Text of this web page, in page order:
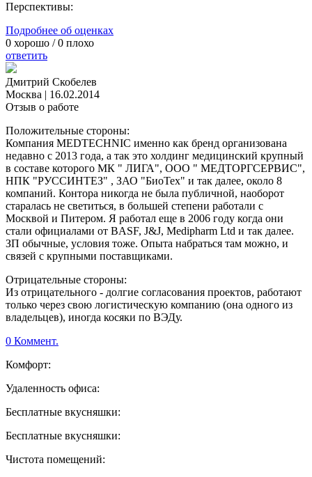
Перспективы:
Подробнее об оценках
0 хорошо /0 плохо
ответить
Дмитрий Скобелев
Москва | 16.02.2014
Отзыв о работе
Положительные стороны:
Компания MEDTECHNIC именно как бренд организована
недавно с 2013 года, а так это холдинг медицинский крупный
в составе которого МК " ЛИГА", ООО " МЕДТОРГСЕРВИС",
НПК "РУССИНТЕЗ" , ЗАО "БиоТех" и так далее, около 8
компаний. Контора никогда не была публичной, наоборот
старалась не светиться, в большей степени работали с
Москвой и Питером. Я работал еще в 2006 году когда они
стали официалами от BASF, J&J, Medipharm Ltd и так далее.
ЗП обычные, условия тоже. Опыта набраться там можно, и
связей с крупными поставщиками.
Отрицательные стороны:
Из отрицательного - долгие согласования проектов, работают
только через свою логистическую компанию (она одного из
владельцев), иногда косяки по ВЭДу.
0 Коммент.
Комфорт:
Удаленность офиса:
Бесплатные вкусняшки:
Бесплатные вкусняшки:
Чистота помещений: